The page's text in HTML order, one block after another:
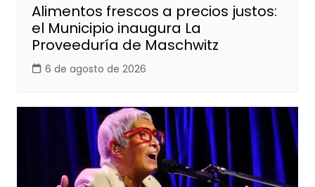
Alimentos frescos a precios justos:
el Municipio inaugura La
Proveeduría de Maschwitz
6 de agosto de 2026